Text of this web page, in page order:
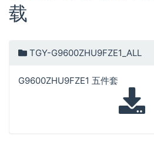
载
TGY-G9600ZHU9FZE1_ALL
G9600ZHU9FZE1 五件套